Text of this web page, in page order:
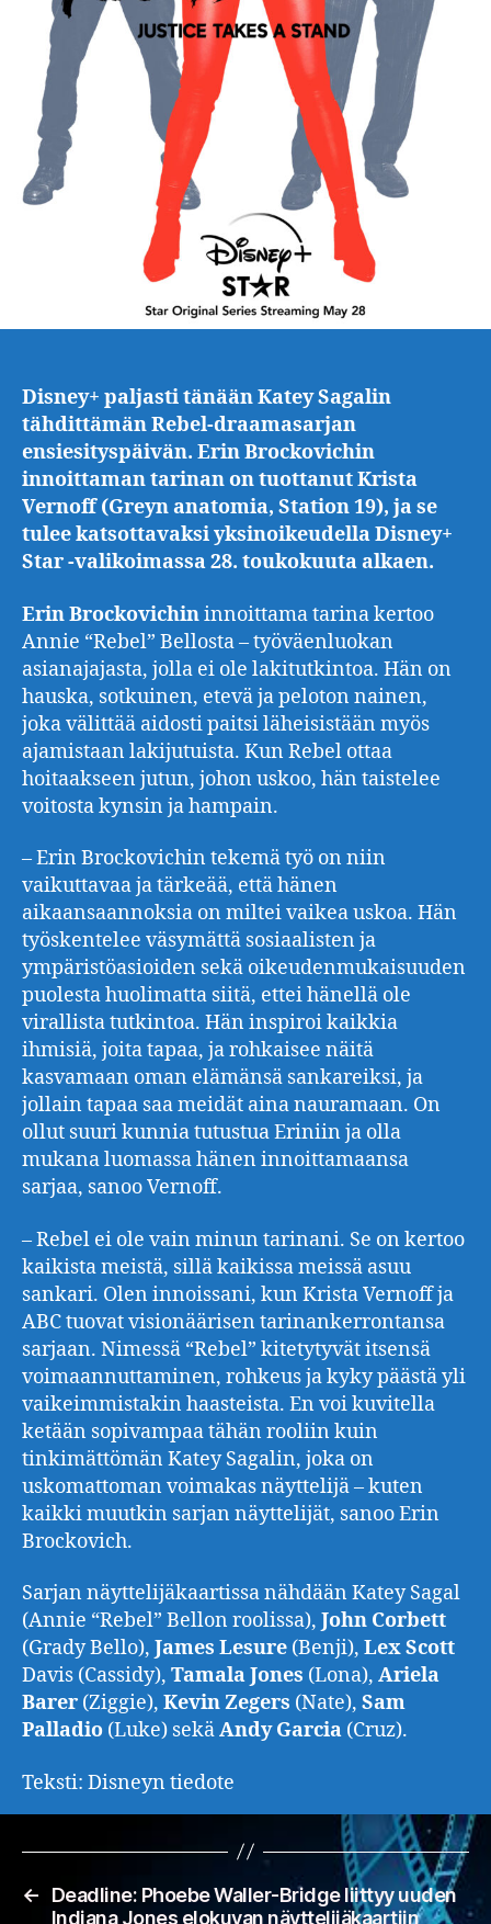
Disney+ paljasti tänään Katey Sagalin
tähdittämän Rebel-draamasarjan
ensiesityspäivän. Erin Brockovichin
innoittaman tarinan on tuottanut Krista
Vernoff (Greyn anatomia, Station 19), ja se
tulee katsottavaksi yksinoikeudella Disney+
Star -valikoimassa 28. toukokuuta alkaen.
Erin Brockovichininnoittama tarina kertoo
Annie “Rebel” Bellosta – työväenluokan
asianajajasta, jolla ei ole lakitutkintoa. Hän on
hauska, sotkuinen, etevä ja peloton nainen,
joka välittää aidosti paitsi läheisistään myös
ajamistaan lakijutuista. Kun Rebel ottaa
hoitaakseen jutun, johon uskoo, hän taistelee
voitosta kynsin ja hampain.
– Erin Brockovichin tekemä työ on niin
vaikuttavaa ja tärkeää, että hänen
aikaansaannoksia on miltei vaikea uskoa. Hän
työskentelee väsymättä sosiaalisten ja
ympäristöasioiden sekä oikeudenmukaisuuden
puolesta huolimatta siitä, ettei hänellä ole
virallista tutkintoa. Hän inspiroi kaikkia
ihmisiä, joita tapaa, ja rohkaisee näitä
kasvamaan oman elämänsä sankareiksi, ja
jollain tapaa saa meidät aina nauramaan. On
ollut suuri kunnia tutustua Eriniin ja olla
mukana luomassa hänen innoittamaansa
sarjaa, sanoo Vernoff.
– Rebel ei ole vain minun tarinani. Se on kertoo
kaikista meistä, sillä kaikissa meissä asuu
sankari. Olen innoissani, kun Krista Vernoff ja
ABC tuovat visionäärisen tarinankerrontansa
sarjaan. Nimessä “Rebel” kitetytyvät itsensä
voimaannuttaminen, rohkeus ja kyky päästä yli
vaikeimmistakin haasteista. En voi kuvitella
ketään sopivampaa tähän rooliin kuin
tinkimättömän Katey Sagalin, joka on
uskomattoman voimakas näyttelijä – kuten
kaikki muutkin sarjan näyttelijät, sanoo Erin
Brockovich.
Sarjan näyttelijäkaartissa nähdään Katey Sagal
(Annie “Rebel” Bellon roolissa), John Corbett
(Grady Bello), James Lesure (Benji), Lex Scott
Davis (Cassidy), Tamala Jones (Lona), Ariela
Barer (Ziggie), Kevin Zegers (Nate), Sam
Palladio (Luke) sekäAndy Garcia (Cruz).
Teksti: Disneyn tiedote
←
Deadline: Phoebe Waller-Bridge liittyy uuden
Indiana Jones elokuvan näyttelijäkaartiin